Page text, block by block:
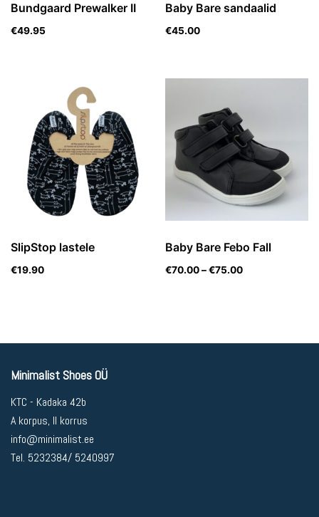
Bundgaard Prewalker II
€49.95
Baby Bare sandaalid
€45.00
SlipStop lastele
€19.90
Baby Bare Febo Fall
€70.00–€75.00
Minimalist Shoes OÜ
KTC - Kadaka 42b
A korpus, II korrus
info@minimalist.ee
Tel. 5232384/ 5240997